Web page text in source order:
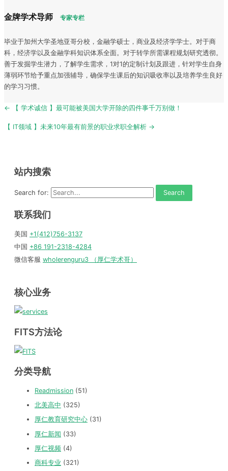
金牌学术导师 专家专栏
毕业于加州大学圣地亚哥分校，金融学硕士，商业及经济学学士。对于商
科，经济学以及金融学科知识体系全面。对于转学所需课程规划研究透彻。
善于发掘学生潜力，了解学生需求，1对1的定制计划及跟进，针对学生自身
薄弱环节给予重点加强辅导，确保学生课后的知识吸收率以及培养学生良好
的学习习惯。
Post
← 【 学术诚信 】最可能被美国大学开除的四件事千万别做！
【 IT领域 】未来10年最有前景的职业求职全解析 →
站内搜索
Search for:
联系我们
美国 +1(412)756-3137
中国 +86 191-2318-4284
微信客服 wholerenguru3 （厚仁学术哥）
核心业务
FITS方法论
分类导航
Readmission (51)
北美高中 (325)
厚仁教育研究中心 (31)
厚仁新闻 (33)
厚仁视频 (4)
商科专业 (321)